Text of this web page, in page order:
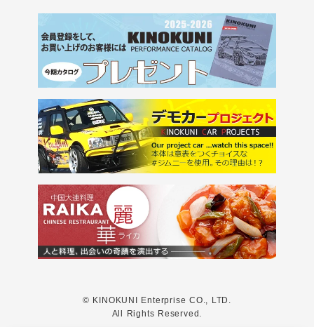
© KINOKUNI Enterprise CO., LTD.
All Rights Reserved.